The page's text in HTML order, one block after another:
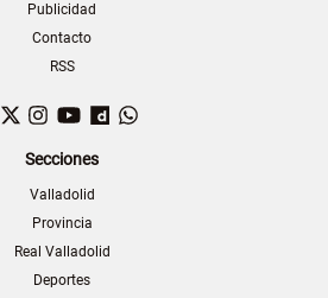
Publicidad
Contacto
RSS
Facebook
TwitterInstagram
YouTubeDailymotion
Secciones
Valladolid
Provincia
Real Valladolid
Deportes